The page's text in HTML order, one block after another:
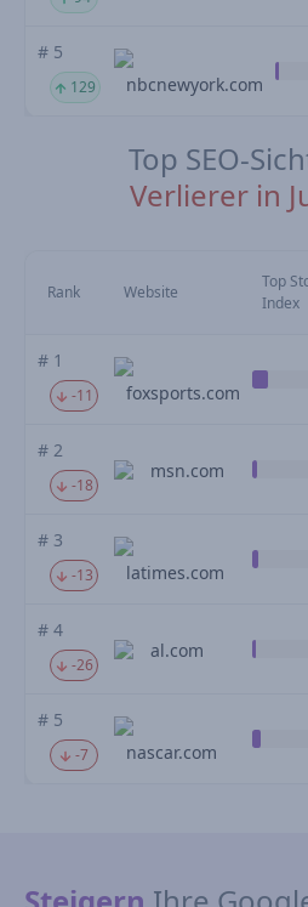
# 5
129 nbcnewyork.com
Top SEO-
Verlierer in
Rank Website
Top
Index
# 1
-11 foxsports.com
# 2
-18
msn.com
# 3
-13 latimes.com
# 4
-26
al.com
# 5
-7 nascar.com